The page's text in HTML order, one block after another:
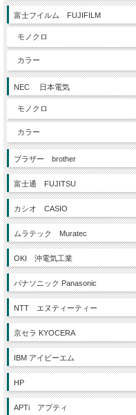
富士フイルム FUJIFILM
モノクロ
カラー
NEC 日本電気
モノクロ
カラー
ブラザー brother
富士通 FUJITSU
カシオ CASIO
ムラテック Muratec
OKI 沖電気工業
パナソニック Panasonic
NTT エヌティーティー
京セラ KYOCERA
IBM アイビーエム
HP
APTi アプティ